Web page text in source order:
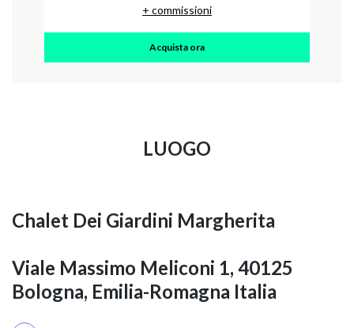
+ commissioni
Acquista ora
LUOGO
Chalet Dei Giardini Margherita
Viale Massimo Meliconi 1, 40125
Bologna, Emilia-Romagna Italia